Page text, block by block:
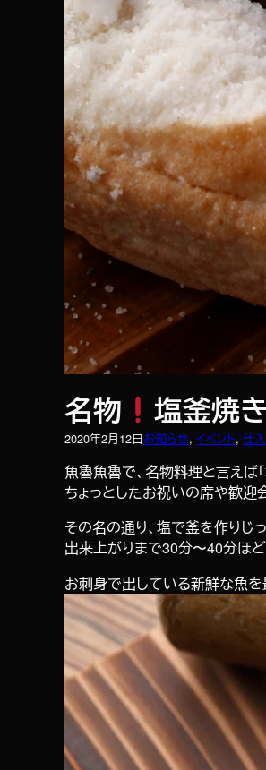
名物 塩釜焼き
2020年2月12日お知らせ, イベント, 仕
魚魯魚魯で、名物料理と言えば
ちょっとしたお祝いの席や歓
その名の通り、塩で釜を作りじ
出来上がりまで30分〜40分ほ
お刺身で出している新鮮な魚